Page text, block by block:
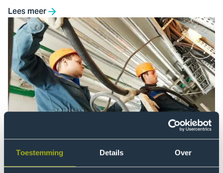
Toestemming Details Over
Lees meer
Ga
naar
Samen
DC
OVL
Versnellen
Netcongestie vraagt om slimmer gebruik van
bestaande infrastructuur. Dit project onderzoekt hoe